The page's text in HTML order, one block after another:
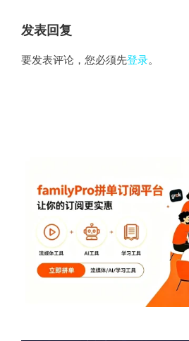
发表回复
要发表评论，您必须先登录。